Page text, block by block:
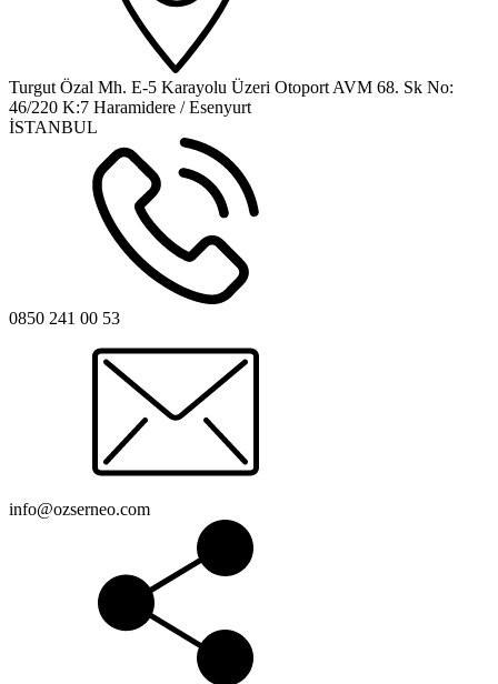
Turgut Özal Mh. E-5 Karayolu Üzeri Otoport AVM 68. Sk No:
46/220 K:7 Haramidere / Esenyurt
İSTANBUL
0850 241 00 53
info@ozserneo.com